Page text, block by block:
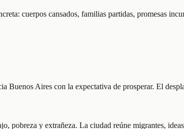
cuerpos cansados, familias partidas, promesas
Buenos Aires con la expectativa de prosperar. El
pobreza y extrañeza. La ciudad reúne migrantes,